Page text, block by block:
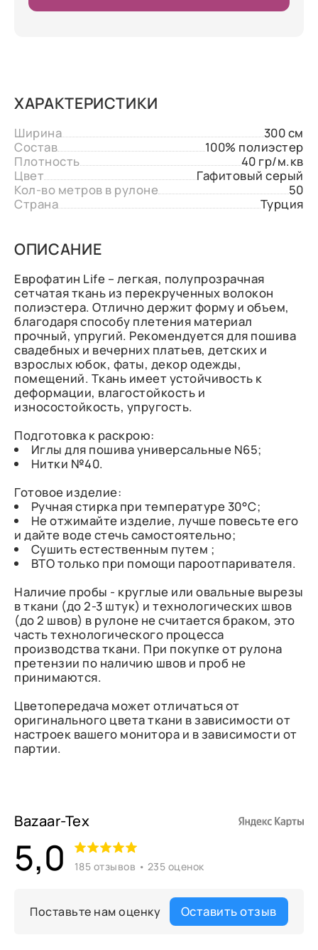
ХАРАКТЕРИСТИКИ
Ширина
300 см
Состав
100% полиэстер
Плотность
40 гр/м.кв
Цвет
Гафитовый серый
Кол-во метров в рулоне
50
Страна
Турция
ОПИСАНИЕ
Еврофатин Life – легкая, полупрозрачная
сетчатая ткань из перекрученных волокон
полиэстера. Отлично держит форму и объем,
благодаря способу плетения материал
прочный, упругий. Рекомендуется для пошива
свадебных и вечерних платьев, детских и
взрослых юбок, фаты, декор одежды,
помещений. Ткань имеет устойчивость к
деформации, влагостойкость и
износостойкость, упругость.
Подготовка к раскрою:
Иглы для пошива универсальные N65;
Нитки №40.
Готовое изделие:
Ручная стирка при температуре 30°С;
Не отжимайте изделие, лучше повесьте его
и дайте воде стечь самостоятельно;
Сушить естественным путем ;
ВТО только при помощи пароотпаривателя.
Наличие пробы - круглые или овальные вырезы
в ткани (до 2-3 штук) и технологических швов
(до 2 швов) в рулоне не считается браком, это
часть технологического процесса
производства ткани. При покупке от рулона
претензии по наличию швов и проб не
принимаются.
Цветопередача может отличаться от
оригинального цвета ткани в зависимости от
настроек вашего монитора и в зависимости от
партии.
Bazaar-Tex
5,0 185 отзывов • 235 оценок
Поставьте нам оценку Оставить отзыв